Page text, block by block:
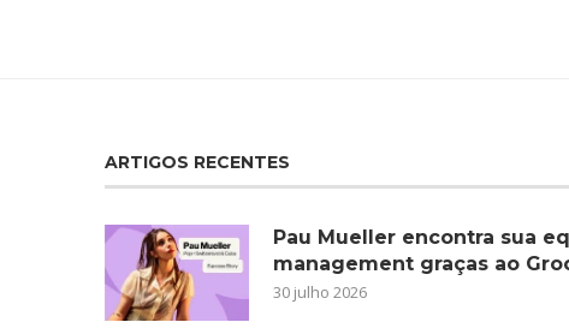
ARTIGOS RECENTES
Pau Mueller encontra sua
management graças ao
30 julho 2026